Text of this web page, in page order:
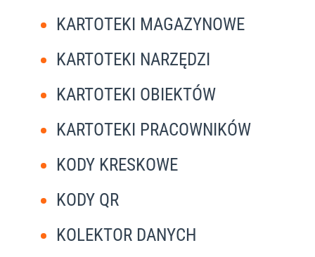
KARTOTEKI MAGAZYNOWE
KARTOTEKI NARZĘDZI
KARTOTEKI OBIEKTÓW
KARTOTEKI PRACOWNIKÓW
KODY KRESKOWE
KODY QR
KOLEKTOR DANYCH